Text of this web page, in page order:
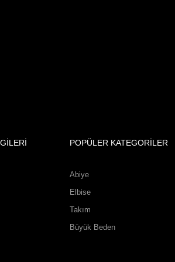
POPÜLER KATEGORİLER
Abiye
Elbise
Takım
Büyük Beden